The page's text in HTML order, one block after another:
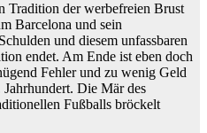
Tradition der werbefreien Brust
Barcelona und sein
und diesem unfassbaren
endet. Am Ende ist eben doch
Fehler und zu wenig Geld
Die Mär des
Fußballs bröckelt